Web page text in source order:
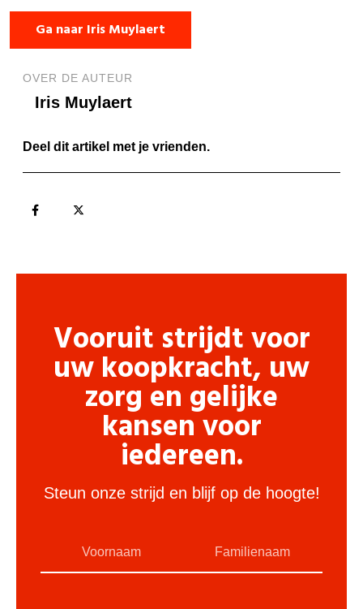
Ga naar Iris Muylaert
OVER DE AUTEUR
Iris Muylaert
Deel dit artikel met je vrienden.
Vooruit strijdt voor
uw koopkracht, uw
zorg en gelijke
kansen voor
iedereen.
Steun onze strijd en blijf op de hoogte!